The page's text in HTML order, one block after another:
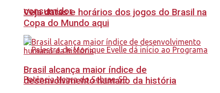
consumidor
Veja datas e horários dos jogos do Brasil na
Copa do Mundo aqui
Brasil alcança maior índice de
desenvolvimento humano da história